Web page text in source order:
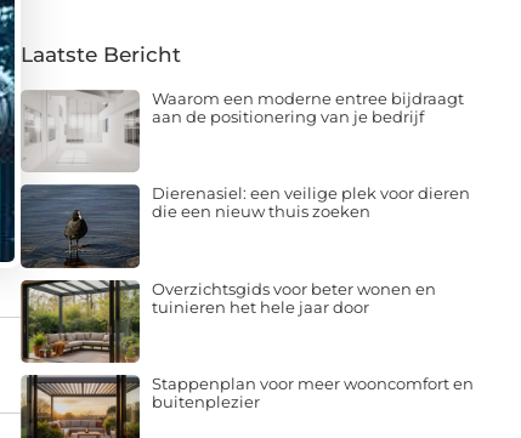
Laatste Bericht
Waarom een moderne entree bijdraagt
aan de positionering van je bedrijf
Dierenasiel: een veilige plek voor dieren
die een nieuw thuis zoeken
Overzichtsgids voor beter wonen en
tuinieren het hele jaar door
Stappenplan voor meer wooncomfort en
buitenplezier